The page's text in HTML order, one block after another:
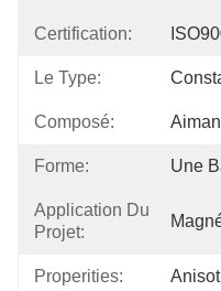
Certification:
Le Type:
Composé:
Forme: Une
Application Du
Projet:
Properities: